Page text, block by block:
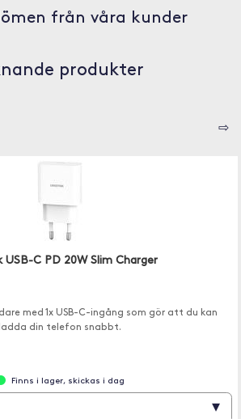
från våra kunder
produkter
⇨
USB-C PD 20W Slim Charger
med 1x USB-C-ingång som gör att du kan
ladda din telefon snabbt.
Finns i lager, skickas i dag
▾